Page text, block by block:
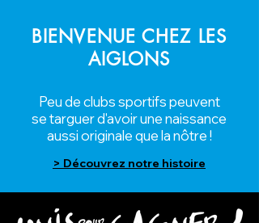
BIENVENUE CHEZ LES
AIGLONS
Peu de clubs sportifs peuvent
se targuer d'avoir une naissance
aussi originale que la nôtre !
> Découvrez notre histoire